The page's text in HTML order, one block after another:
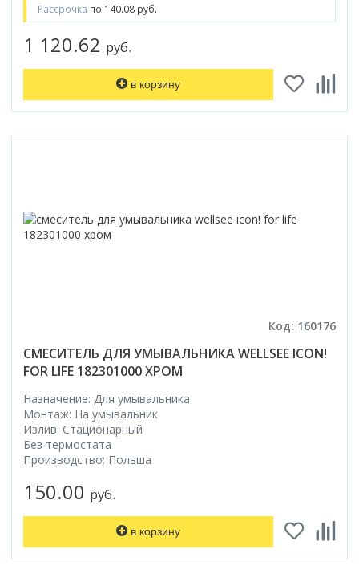
Рассрочка по 140.08 руб.
1 120.62 руб.
в корзину
Код: 160176
СМЕСИТЕЛЬ ДЛЯ УМЫВАЛЬНИКА WELLSEE ICON!
FOR LIFE 182301000 ХРОМ
Назначение: Для умывальника
Монтаж: На умывальник
Излив: Стационарный
Без термостата
Производство: Польша
150.00 руб.
в корзину